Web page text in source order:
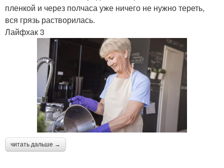
пленкой и через полчаса уже ничего не нужно тереть,
вся грязь растворилась.
Лайфхак 3
читать дальше →